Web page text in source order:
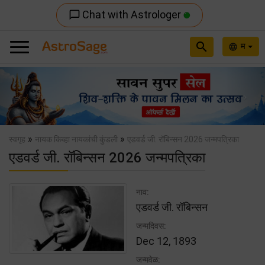
chat_bubble_outline Chat with Astrologer
language म
search
Previous
स्वगृह » नायक किव्हा नायकांची कुंडली » एडवर्ड जी. रॉबिन्सन 2026 जन्मपत्रिका
एडवर्ड जी. रॉबिन्सन 2026 जन्मपत्रिका
नाव:
एडवर्ड जी. रॉबिन्सन
जन्मदिवस:
Dec 12, 1893
जन्मवेळ: